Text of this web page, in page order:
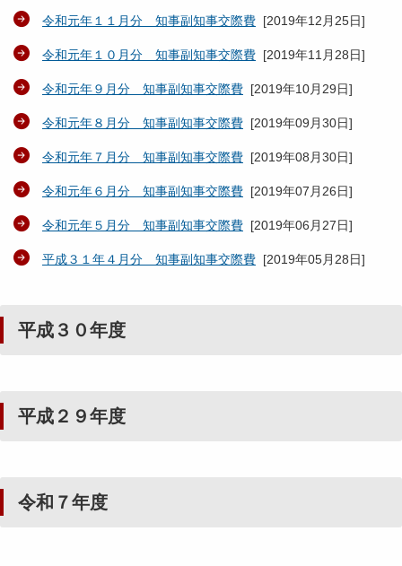
令和元年１１月分 知事副知事交際費 [2019年12月25日]
令和元年１０月分 知事副知事交際費 [2019年11月28日]
令和元年９月分 知事副知事交際費 [2019年10月29日]
令和元年８月分 知事副知事交際費 [2019年09月30日]
令和元年７月分 知事副知事交際費 [2019年08月30日]
令和元年６月分 知事副知事交際費 [2019年07月26日]
令和元年５月分 知事副知事交際費 [2019年06月27日]
平成３１年４月分 知事副知事交際費 [2019年05月28日]
平成３０年度
平成２９年度
令和７年度